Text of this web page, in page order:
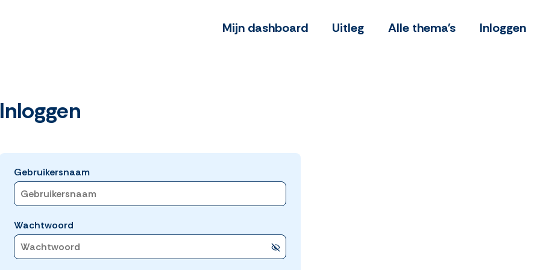
Mijn dashboard Uitleg Alle thema's Inloggen
Inloggen
Gebruikersnaam
Wachtwoord